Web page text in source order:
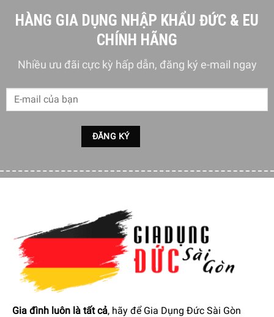
Nồi Riess Aromapots Dark Aubergine được làm hoàn toàn
chảo và một chiếc nồi có thể nướng. Nồi Riess cũng có thể
được sử dụng ở nhiệt độ cao và với tất cả các loại bếp và
men không bị bong tróc, chúng tôi khuyên bạn tuyệt đối
thời gian ngắn, nhiệt độ có thể tăng lên.
HÀNG GIA DỤNG NHẬP KHẨU ĐỨC & EU
CHÍNH HÃNG
Nhiều ưu đãi cực kỳ hấp dẫn, đăng ký e-mail ngay
Gia đình luôn là tất cả, hãy để Gia Dụng Đức Sài Gòn